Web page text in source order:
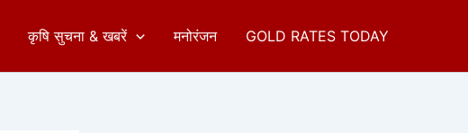
कृषि सुचना & खबरें मनोरंजन GOLD RATES TODAY